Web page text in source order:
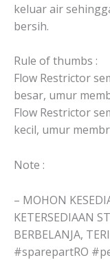
keluar air
bersih.
Rule of thumbs :
Flow Restrictor
besar, umur
Flow Restrictor
kecil, umur
Note :
– MOHON
KETERSEDIAAN
BERBELANJA,
#sparepartRO